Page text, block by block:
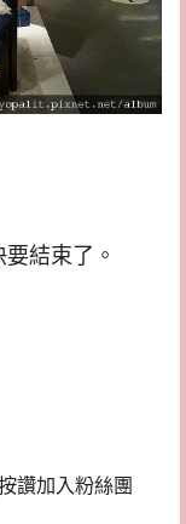
結束了。
讚加入粉絲團